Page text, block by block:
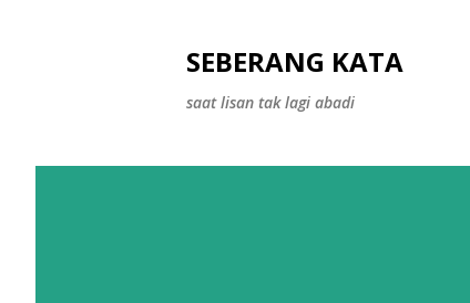
SEBERANG KATA
saat lisan tak lagi abadi